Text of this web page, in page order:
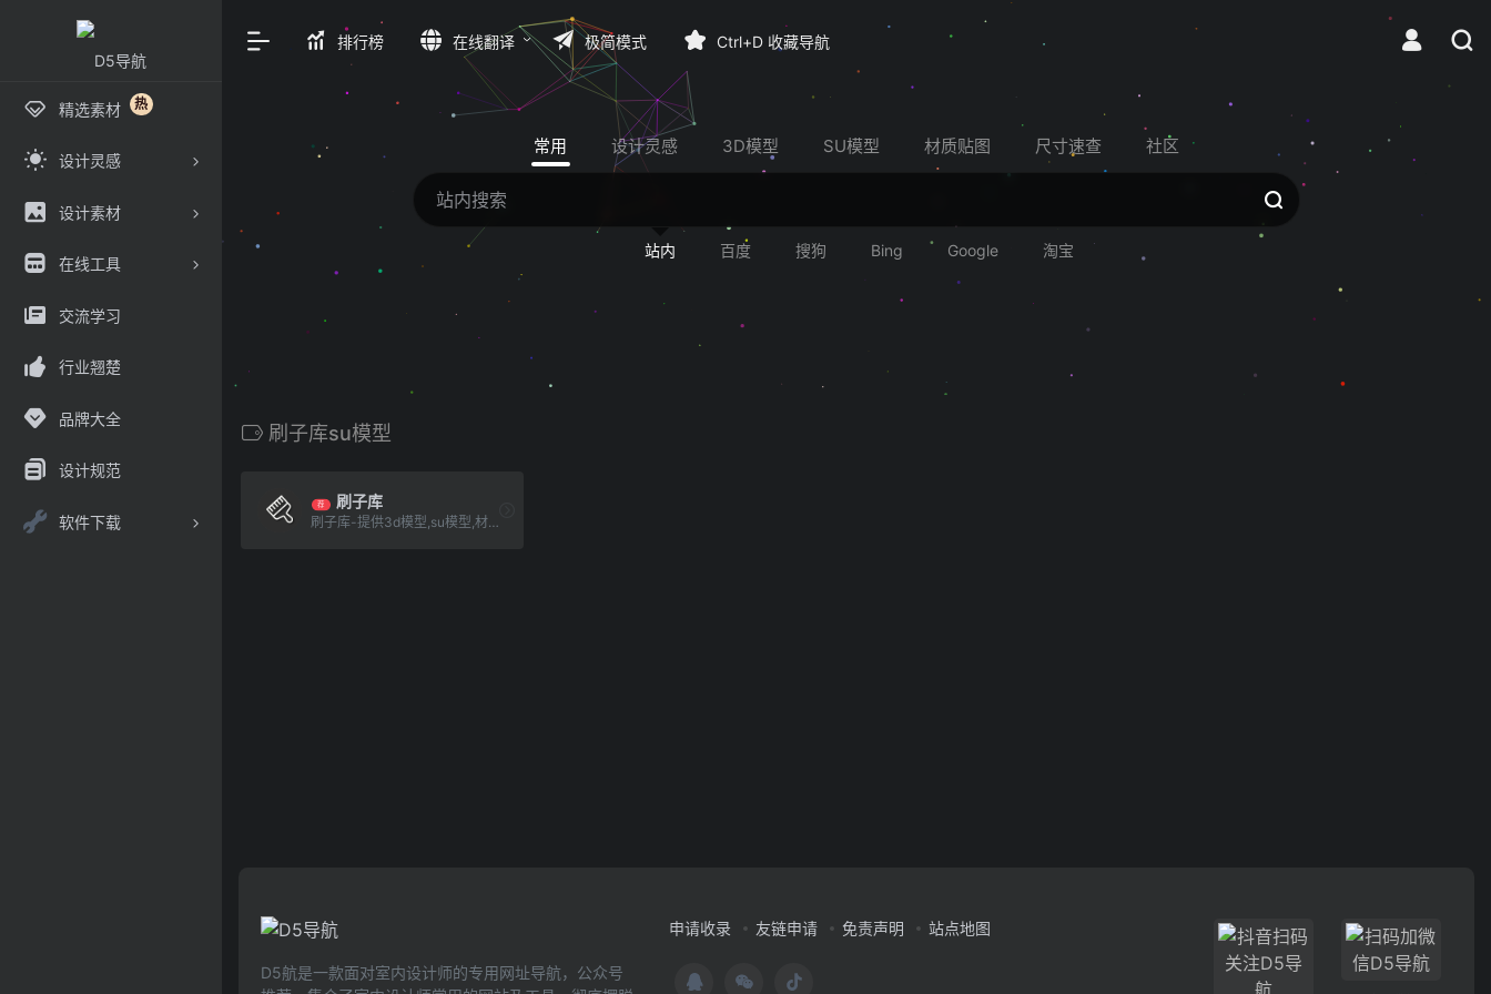
精选素材 热
设计灵感
设计素材
在线工具
交流学习
行业翘楚
品牌大全
设计规范
软件下载
排行榜 在线翻译 极简模式 Ctrl+D 收藏导航
常用 设计灵感 3D模型 SU模型 材质贴图 尺寸速查 社区
站内 百度 搜狗 Bing Google 淘宝
刷子库su模型
荐 刷子库
刷子库-提供3d模型,su模型,材质贴图,cad图纸,软件/插件等素材下载.是帮助设计师提升工作效率,学习成长的交流社区.
D5航是一款面对室内设计师的专用网址导航，公众号
申请收录 友链申请 免责声明 站点地图